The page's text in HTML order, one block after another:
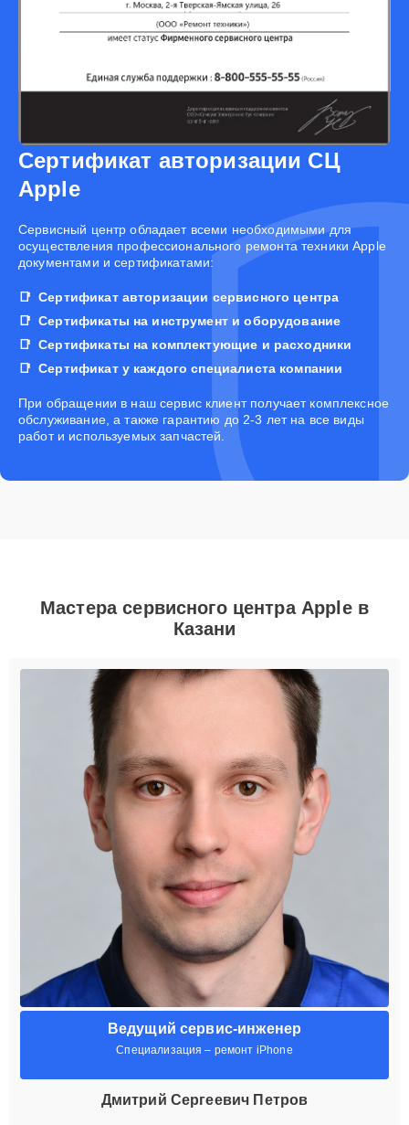
Сертификат авторизации СЦ
Apple
Cервисный центр обладает всеми необходимыми для
осуществления профессионального ремонта техники Apple
документами и сертификатами:
Сертификат авторизации сервисного центра
Сертификаты на инструмент и оборудование
Сертификаты на комплектующие и расходники
Сертификат у каждого специалиста компании
При обращении в наш сервис клиент получает комплексное
обслуживание, а также гарантию до 2-3 лет на все виды
работ и используемых запчастей.
Мастера сервисного центра Apple в
Казани
Ведущий сервис-инженер
Специализация – ремонт iPhone
Дмитрий Сергеевич Петров